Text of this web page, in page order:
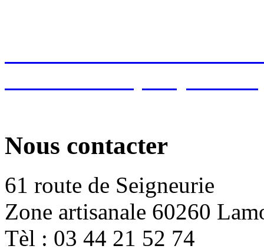
Nous contacter
61 route de Seigneurie
Zone artisanale 60260
Tèl : 03 44 21 52 74